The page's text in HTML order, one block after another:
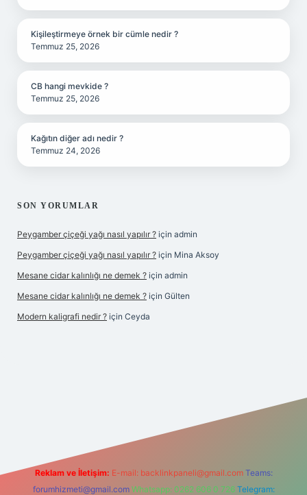
Kişileştirmeye örnek bir cümle nedir ?
Temmuz 25, 2026
CB hangi mevkide ?
Temmuz 25, 2026
Kağıtın diğer adı nedir ?
Temmuz 24, 2026
SON YORUMLAR
Peygamber çiçeği yağı nasıl yapılır ? için admin
Peygamber çiçeği yağı nasıl yapılır ? için Mina Aksoy
Mesane cidar kalınlığı ne demek ? için admin
Mesane cidar kalınlığı ne demek ? için Gülten
Modern kaligrafi nedir ? için Ceyda
Reklam ve İletişim: E-mail: backlinkpaneli@gmail.com Teams:
forumhizmeti@gmail.com Whatsapp: 0262 606 0 726 Telegram: